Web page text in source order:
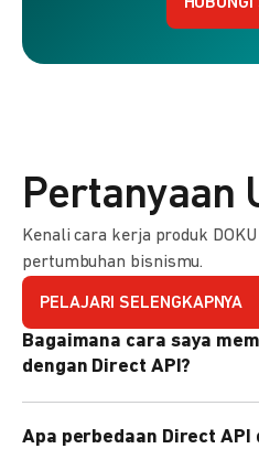
Pertanyaan
Kenali cara kerja produk
pertumbuhan bisnismu.
PELAJARI SELENGKAPNYA
Bagaimana cara saya
dengan Direct API?
pemrograman untuk
Apa perbedaan Direct API